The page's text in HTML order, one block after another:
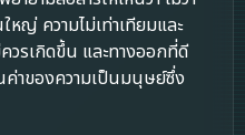
หญ่ ความไม่เท่าเทียมและ
วรเกิดขึ้น และทางออกที่ดี
าของความเป็นมนุษย์ซึ่ง